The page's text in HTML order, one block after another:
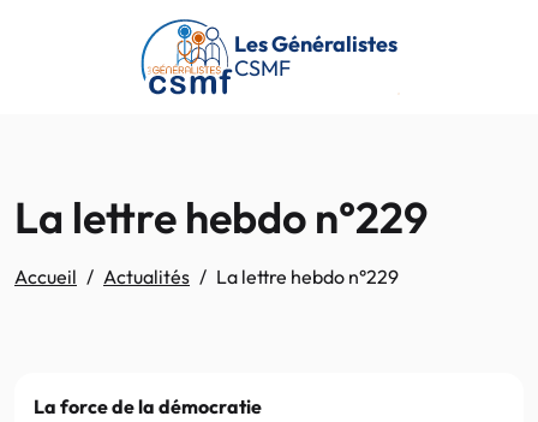
Passer au contenu principal
Les Généralistes
CSMF
La lettre hebdo n°229
Accueil Actualités La lettre hebdo n°229
La force de la démocratie